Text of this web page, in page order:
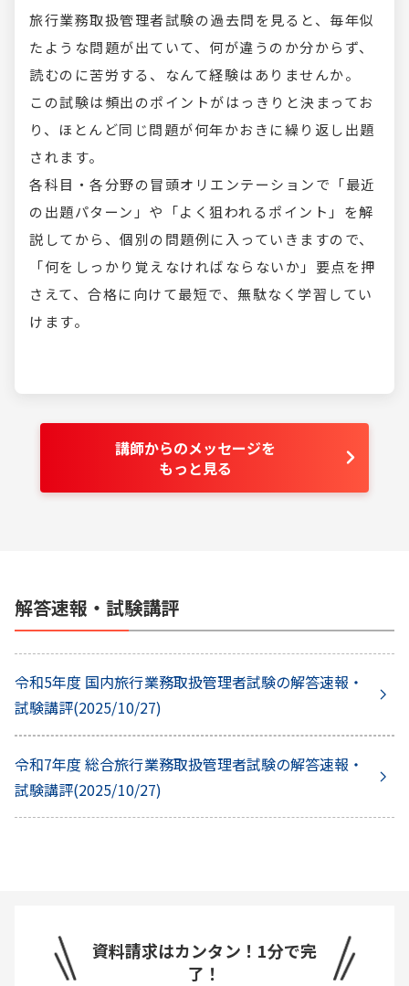
旅行業務取扱管理者試験の過去問を見ると、毎年似
たような問題が出ていて、何が違うのか分からず、
読むのに苦労する、なんて経験はありませんか。
この試験は頻出のポイントがはっきりと決まってお
り、ほとんど同じ問題が何年かおきに繰り返し出題
されます。
各科目・各分野の冒頭オリエンテーションで「最近
の出題パターン」や「よく狙われるポイント」を解
説してから、個別の問題例に入っていきますので、
「何をしっかり覚えなければならないか」要点を押
さえて、合格に向けて最短で、無駄なく学習してい
けます。
講師からのメッセージを
もっと見る
解答速報・試験講評
令和5年度 国内旅行業務取扱管理者試験の解答速報・
試験講評(2025/10/27)
令和7年度 総合旅行業務取扱管理者試験の解答速報・
試験講評(2025/10/27)
資料請求はカンタン！1分で完
了！